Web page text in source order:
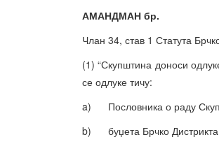
АМАНДМАН бр.
Члан 34, став 1 Статута
(1) “Скупштина доноси
се одлуке тичу:
a) Пословника о раду
b) буџета Брчко